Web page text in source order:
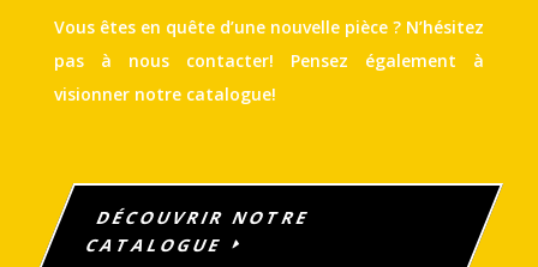
Vous êtes en quête d’une nouvelle pièce ? N’hésitez
pas à nous contacter! Pensez également à
visionner notre catalogue!
DÉCOUVRIR NOTRE
CATALOGUE